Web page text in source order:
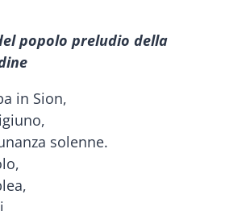
popolo preludio della
in Sion,
solenne.